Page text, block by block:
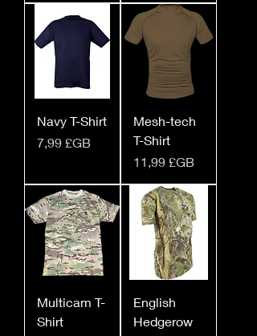
Navy T-Shirt
Prix
7,99 £GB
Mesh-tech
T-Shirt
Prix
11,99 £GB
Multicam T-
Shirt
English
Hedgerow